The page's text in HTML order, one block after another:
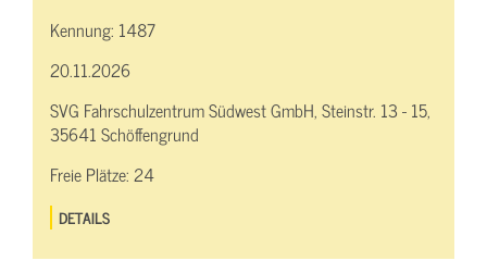
Kennung: 1487
20.11.2026
SVG Fahrschulzentrum Südwest GmbH, Steinstr. 13 - 15,
35641 Schöffengrund
Freie Plätze:24
DETAILS